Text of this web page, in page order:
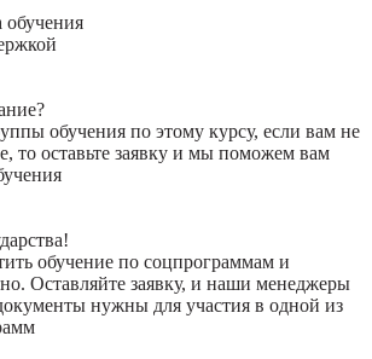
обучения
обучения по этому курсу, если вам не
то оставьте заявку и мы поможем вам
обучение по соцпрограммам и
Оставляйте заявку, и наши менеджеры
нужны для участия в одной из